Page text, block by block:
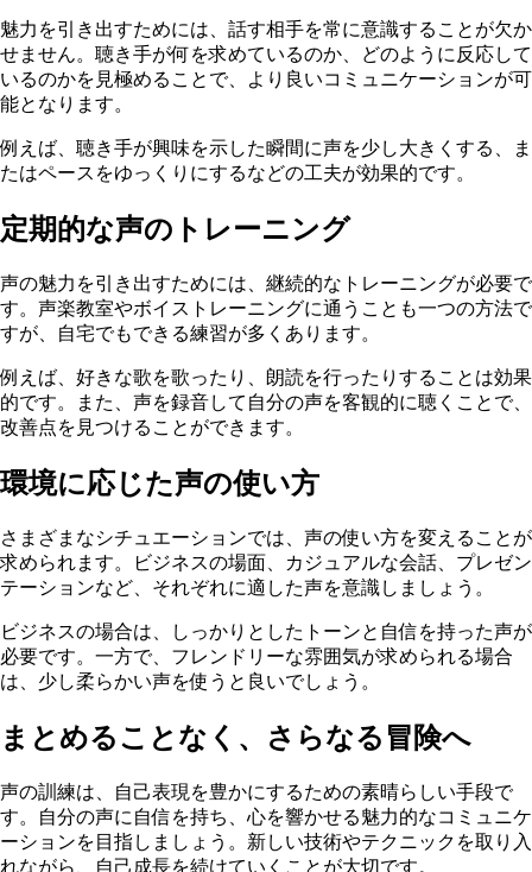
魅力を引き出すためには、話す相手を常に意識することが欠か
せません。聴き手が何を求めているのか、どのように反応して
いるのかを見極めることで、より良いコミュニケーションが可
能となります。
例えば、聴き手が興味を示した瞬間に声を少し大きくする、ま
たはペースをゆっくりにするなどの工夫が効果的です。
定期的な声のトレーニング
声の魅力を引き出すためには、継続的なトレーニングが必要で
す。声楽教室やボイストレーニングに通うことも一つの方法で
すが、自宅でもできる練習が多くあります。
例えば、好きな歌を歌ったり、朗読を行ったりすることは効果
的です。また、声を録音して自分の声を客観的に聴くことで、
改善点を見つけることができます。
環境に応じた声の使い方
さまざまなシチュエーションでは、声の使い方を変えることが
求められます。ビジネスの場面、カジュアルな会話、プレゼン
テーションなど、それぞれに適した声を意識しましょう。
ビジネスの場合は、しっかりとしたトーンと自信を持った声が
必要です。一方で、フレンドリーな雰囲気が求められる場合
は、少し柔らかい声を使うと良いでしょう。
まとめることなく、さらなる冒険へ
声の訓練は、自己表現を豊かにするための素晴らしい手段で
す。自分の声に自信を持ち、心を響かせる魅力的なコミュニケ
ーションを目指しましょう。新しい技術やテクニックを取り入
れながら、自己成長を続けていくことが大切です。